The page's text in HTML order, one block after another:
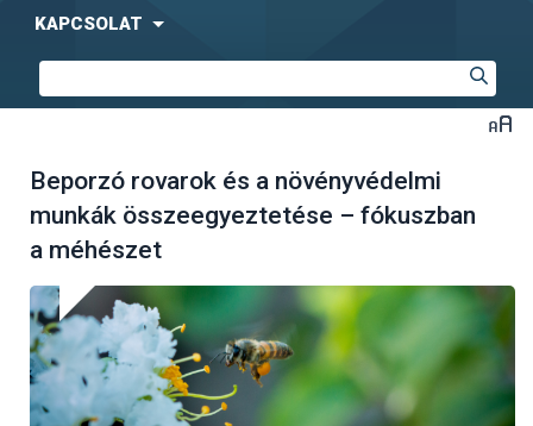
KAPCSOLAT
Beporzó rovarok és a növényvédelmi
munkák összeegyeztetése – fókuszban
a méhészet